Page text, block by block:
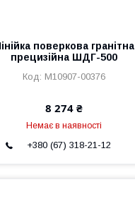
поверкова гранітна
прецизійна ШДГ-500
M10907-00376
8 274 ₴
Немає в наявності
+380 (67) 318-21-12